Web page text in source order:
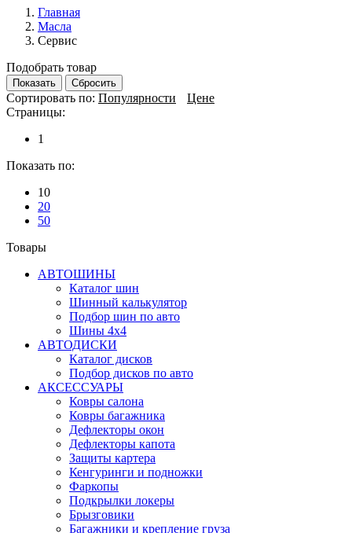
Главная
Масла
Сервис
Подобрать товар
Показать Сбросить
Сортировать по: Популярности
Цене
Страницы:
1
Показать по:
10
20
50
Товары
АВТОШИНЫ
Каталог шин
Шинный калькулятор
Подбор шин по авто
Шины 4x4
АВТОДИСКИ
Каталог дисков
Подбор дисков по авто
АКСЕССУАРЫ
Ковры салона
Ковры багажника
Дефлекторы окон
Дефлекторы капота
Защиты картера
Кенгуринги и подножки
Фаркопы
Подкрылки локеры
Брызговики
Багажники и крепление груза